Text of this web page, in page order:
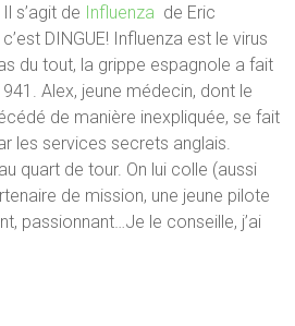
s’agit de Influenza de Eric
DINGUE! Influenza est le virus
du tout, la grippe espagnole a fait
Alex, jeune médecin, dont le
de manière inexpliquée, se fait
les services secrets anglais.
quart de tour. On lui colle (aussi
de mission, une jeune pilote
passionnant…Je le conseille, j’ai